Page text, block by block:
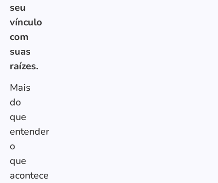
seu
vínculo
com
suas
raízes.
Mais
do
que
entender
o
que
acontece